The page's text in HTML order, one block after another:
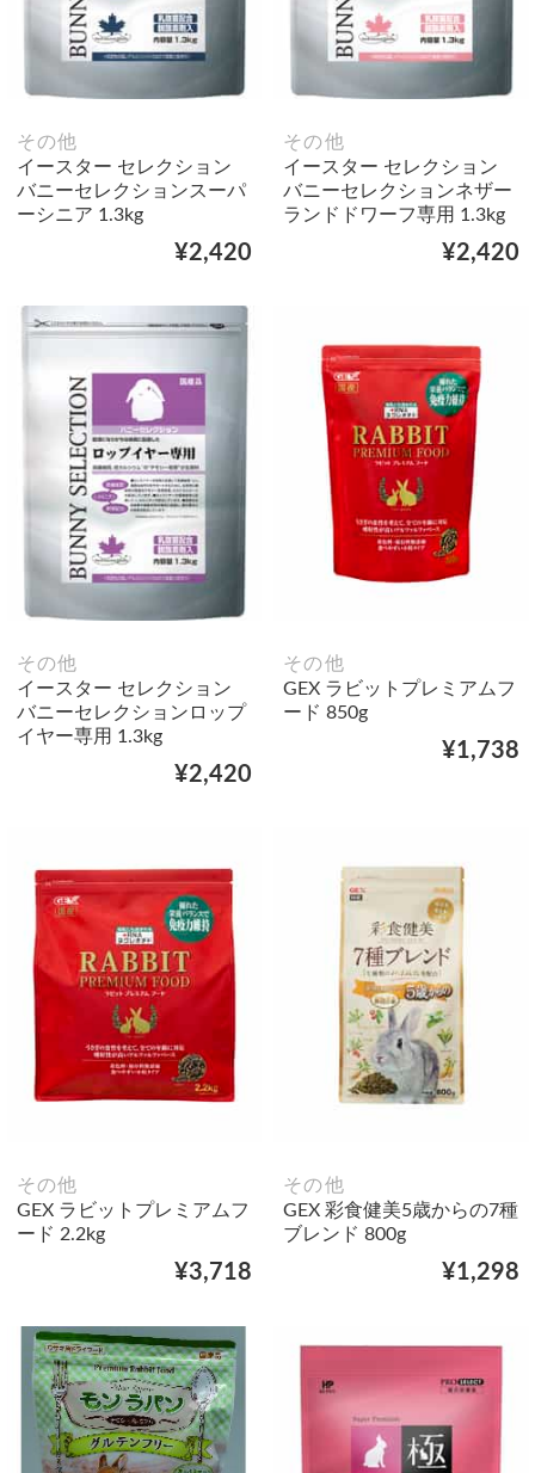
その他
イースター セレクション
バニーセレクションスーパ
ーシニア 1.3kg
¥2,420
その他
イースター セレクション
バニーセレクションネザー
ランドドワーフ専用 1.3kg
¥2,420
その他
イースター セレクション
バニーセレクションロップ
イヤー専用 1.3kg
¥2,420
その他
GEX ラビットプレミアムフ
ード 850g
¥1,738
その他
GEX ラビットプレミアムフ
ード 2.2kg
¥3,718
その他
GEX 彩食健美5歳からの7種
ブレンド 800g
¥1,298